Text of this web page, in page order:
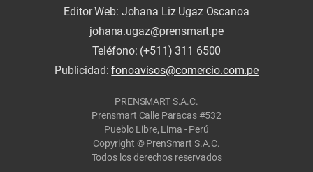
Editor Web: Johana Liz Ugaz Oscanoa
johana.ugaz@prensmart.pe
Teléfono: (+511) 311 6500
Publicidad:fonoavisos@comercio.com.pe
PRENSMART S.A.C.
Prensmart Calle Paracas #532
Pueblo Libre, Lima - Perú
Copyright © PrenSmart S.A.C.
Todos los derechos reservados